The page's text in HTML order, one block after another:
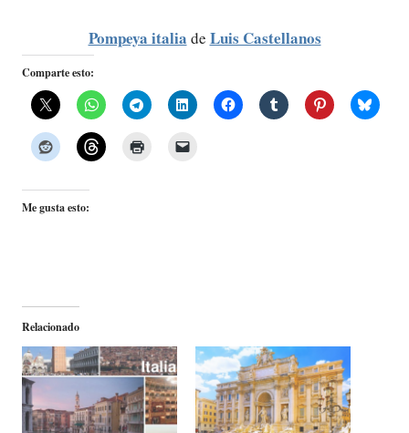
Pompeya italia de Luis Castellanos
Comparte esto:
Me gusta esto:
Relacionado